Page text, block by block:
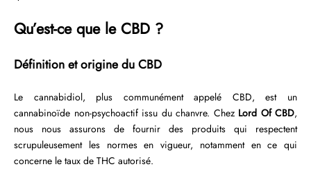
Qu’est-ce que le CBD ?
Définition et origine du CBD
Le cannabidiol, plus communément appelé CBD, est un
cannabinoïde non-psychoactif issu du chanvre. Chez Lord Of CBD,
nous nous assurons de fournir des produits qui respectent
scrupuleusement les normes en vigueur, notamment en ce qui
concerne le taux de THC autorisé.